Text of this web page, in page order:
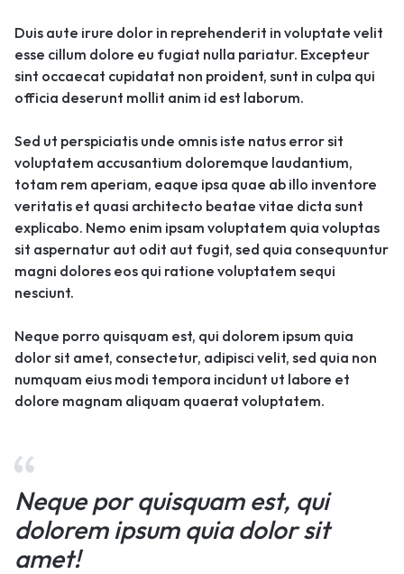
Duis aute irure dolor in reprehenderit in voluptate velit
esse cillum dolore eu fugiat nulla pariatur. Excepteur
sint occaecat cupidatat non proident, sunt in culpa qui
officia deserunt mollit anim id est laborum.
Sed ut perspiciatis unde omnis iste natus error sit
voluptatem accusantium doloremque laudantium,
totam rem aperiam, eaque ipsa quae ab illo inventore
veritatis et quasi architecto beatae vitae dicta sunt
explicabo. Nemo enim ipsam voluptatem quia voluptas
sit aspernatur aut odit aut fugit, sed quia consequuntur
magni dolores eos qui ratione voluptatem sequi
nesciunt.
Neque porro quisquam est, qui dolorem ipsum quia
dolor sit amet, consectetur, adipisci velit, sed quia non
numquam eius modi tempora incidunt ut labore et
dolore magnam aliquam quaerat voluptatem.
Neque por quisquam est, qui
dolorem ipsum quia dolor sit
amet!